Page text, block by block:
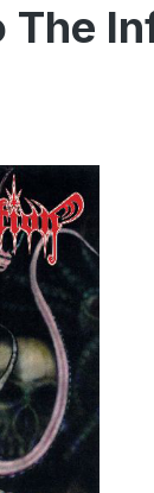
The